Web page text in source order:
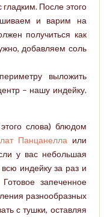
После этого
и варим на
получиться как
добавляем соль
выложить
– нашу индейку.
слова) блюдом
Панцанелла или
у вас небольшая
индейку за раз и
запеченное
разнообразных
с тушки, оставляя